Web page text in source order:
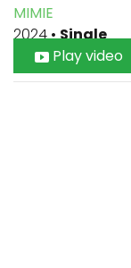
MIMIE
2024•Single
Play video